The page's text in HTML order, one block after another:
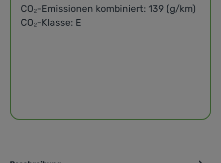
CO₂-Emissionen kombiniert: 139 (g/km)
CO₂-Klasse: E